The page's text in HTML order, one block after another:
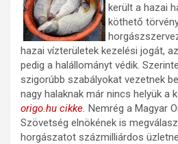
került a hazai
köthető
hazai vízterületek kezelési jogát,
pedig a halállományt védik.
szigorúbb szabályokat vezetnek
nagy halaknak már nincs helyük a
origo.hu cikke. Nemrég a Magyar
Szövetség elnökének is
horgászatot százmilliárdos